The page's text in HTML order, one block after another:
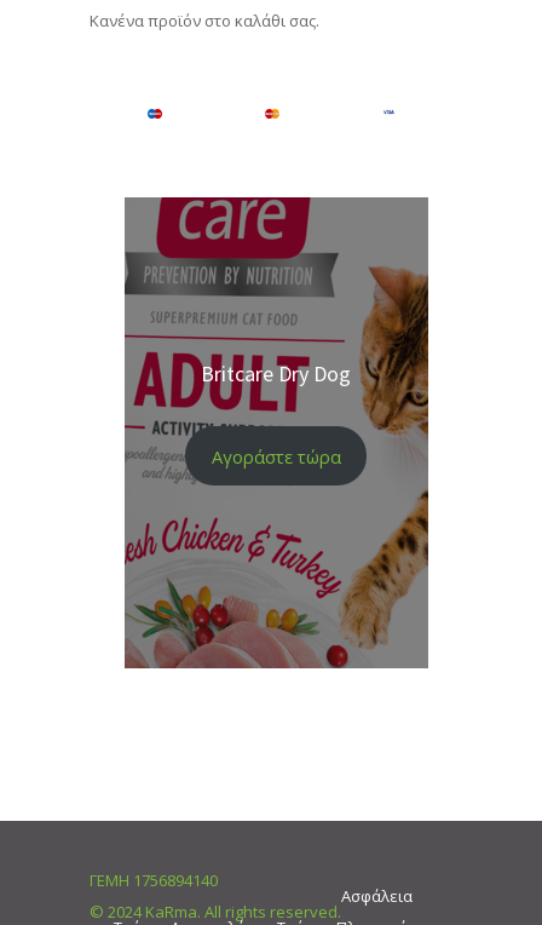
Κανένα προϊόν στο καλάθι σας.
Britcare Dry Dog
Αγοράστε τώρα
ΓΕΜΗ 1756894140
© 2024 KaRma. All rights reserved.
Ασφάλεια